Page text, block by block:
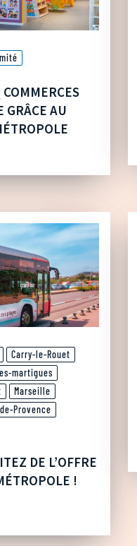
GRÂCE AU
Carry-le-Rouet
martigues
Marseille
Provence
DE L’OFFRE
!